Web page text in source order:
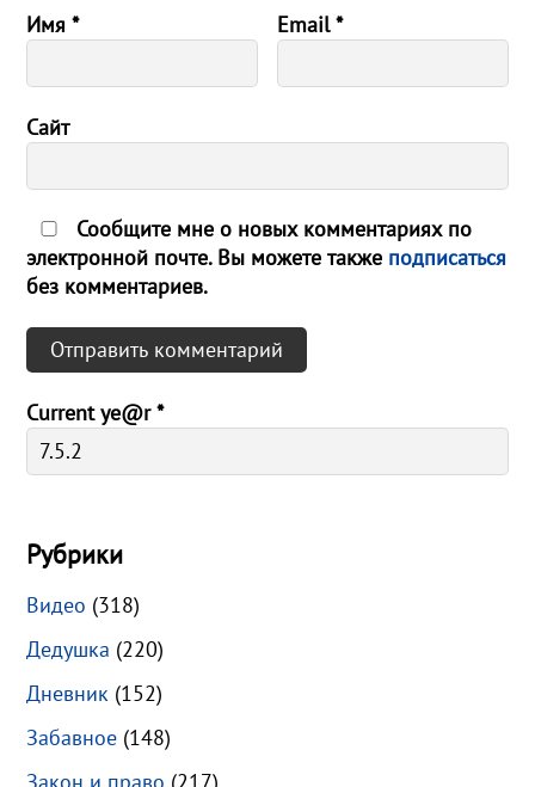
Имя* Email*
Сайт
Сообщите мне о новых комментариях по
электронной почте. Вы можете также подписаться
без комментариев.
Current ye@r*
Рубрики
Видео (318)
Дедушка (220)
Дневник (152)
Забавное (148)
Закон и право (217)